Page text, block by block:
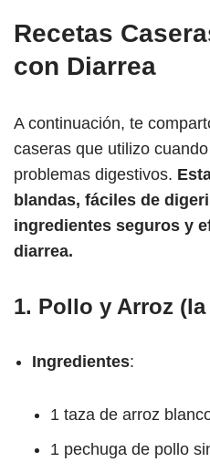
Recetas
con Diarrea
A continuación, te
caseras que utilizo
problemas digestivos.
blandas, fáciles de
ingredientes seguros y
diarrea.
1. Pollo y Arroz (la
Ingredientes:
1 taza de arroz
1 pechuga de pollo